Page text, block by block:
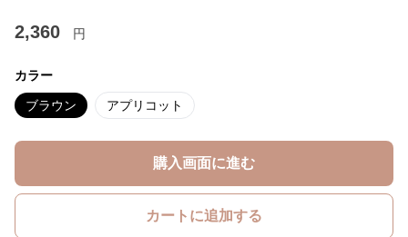
2,360 円
カラー
ブラウン アプリコット
購入画面に進む
カートに追加する